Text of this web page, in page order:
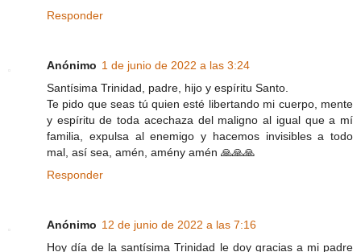
Responder
Anónimo 1 de junio de 2022 a las 3:24
Santísima Trinidad, padre, hijo y espíritu Santo.
Te pido que seas tú quien esté libertando mi cuerpo, mente
y espíritu de toda acechaza del maligno al igual que a mí
familia, expulsa al enemigo y hacemos invisibles a todo
mal, así sea, amén, amény amén 🙏🙏🙏
Responder
Anónimo 12 de junio de 2022 a las 7:16
Hoy día de la santísima Trinidad le doy gracias a mi padre